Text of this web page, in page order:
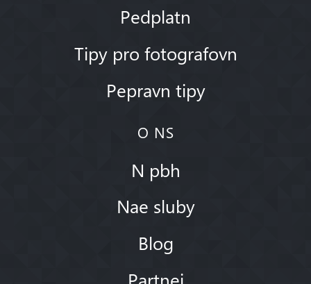
Pedplatn
Tipy pro fotografovn
Pepravn tipy
O NS
N pbh
Nae sluby
Blog
Partnei